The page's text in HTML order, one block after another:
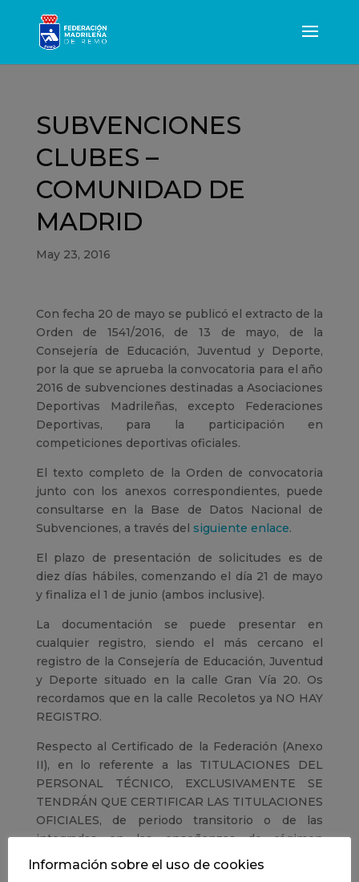
SUBVENCIONES
CLUBES –
COMUNIDAD DE
MADRID
May 23, 2016
Con fecha 20 de mayo se publicó el extracto de la
Orden de 1541/2016, de 13 de mayo, de la
Consejería de Educación, Juventud y Deporte,
por la que se aprueba la convocatoria para el año
2016 de subvenciones destinadas a Asociaciones
Deportivas Madrileñas, excepto Federaciones
Deportivas, para la participación en
competiciones deportivas oficiales.
El texto completo de la Orden de convocatoria
junto con los anexos correspondientes, puede
consultarse en la Base de Datos Nacional de
Subvenciones, a través del siguiente enlace.
El plazo de presentación de solicitudes es de
diez días hábiles, comenzando el día 21 de mayo
y finaliza el 1 de junio (ambos inclusive).
La documentación se puede presentar en
cualquier registro, siendo el más cercano el
registro de la Consejería de Educación, Juventud
y Deporte situado en la calle Gran Vía 20. Os
recordamos que en la calle Recoletos ya NO HAY
REGISTRO.
Respecto al Certificado de la Federación (Anexo
II), en lo referente a las TITULACIONES DEL
PERSONAL TÉCNICO, EXCLUSIVAMENTE SE
TENDRÁN QUE CERTIFICAR LAS TITULACIONES
OFICIALES, de periodo transitorio o de las
integradas en las enseñanzas de régimen
especial, NO LA FORMACIÓN FEDERATIVA,
Información sobre el uso de cookies